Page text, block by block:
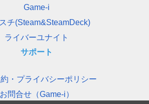
Game-i
チ(Steam&SteamDeck)
ライバーユナイト
サポート
・プライバシーポリシー
お問合せ（Game-i）